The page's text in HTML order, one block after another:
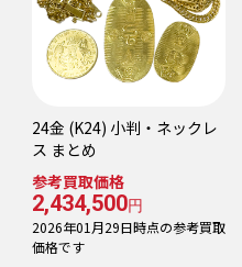
24金 (K24) 小判・ネックレ
ス まとめ
参考買取価格
2,434,500円
2026年01月29日時点の参考買取
価格です